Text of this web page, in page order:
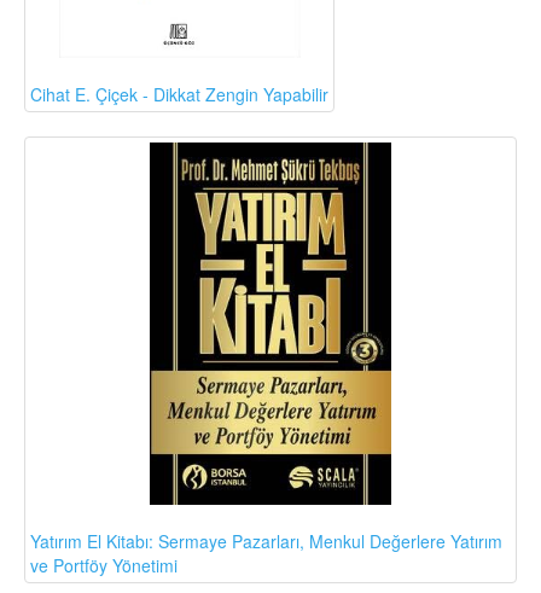
Cihat E. Çiçek - Dikkat Zengin Yapabilir
Yatırım El Kitabı: Sermaye Pazarları, Menkul Değerlere Yatırım
ve Portföy Yönetimi